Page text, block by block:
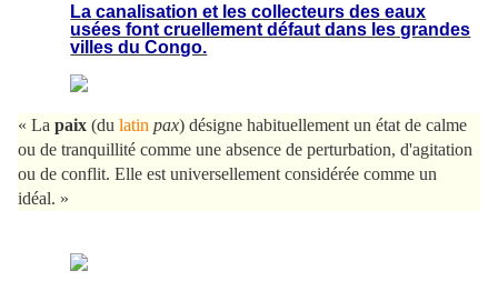
La canalisation et les collecteurs des eaux
usées font cruellement défaut dans les grandes
villes du Congo.
« La paix (du latin pax) désigne habituellement un état de calme
ou de tranquillité comme une absence de perturbation, d'agitation
ou de conflit. Elle est universellement considérée comme un
idéal. »